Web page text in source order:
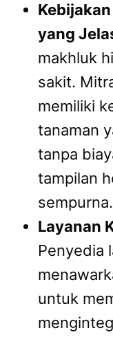
yang
makhluk
sakit.
memiliki
tanaman
tanpa
tampilan
sempurna.
Layanan
Penyedia
untuk